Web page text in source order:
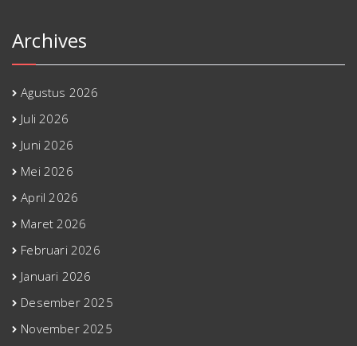
Archives
Agustus 2026
Juli 2026
Juni 2026
Mei 2026
April 2026
Maret 2026
Februari 2026
Januari 2026
Desember 2025
November 2025